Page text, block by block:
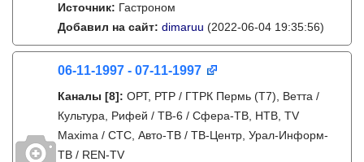
Источник: Гастроном
Добавил на сайт: dimaruu (2022-06-04 19:35:56)
06-11-1997 - 07-11-1997
Каналы [8]: ОРТ, РТР / ГТРК Пермь (Т7), Ветта /
Культура, Рифей / ТВ-6 / Сфера-ТВ, НТВ, TV
Maxima / СТС, Авто-ТВ / ТВ-Центр, Урал-Информ-
ТВ / REN-TV